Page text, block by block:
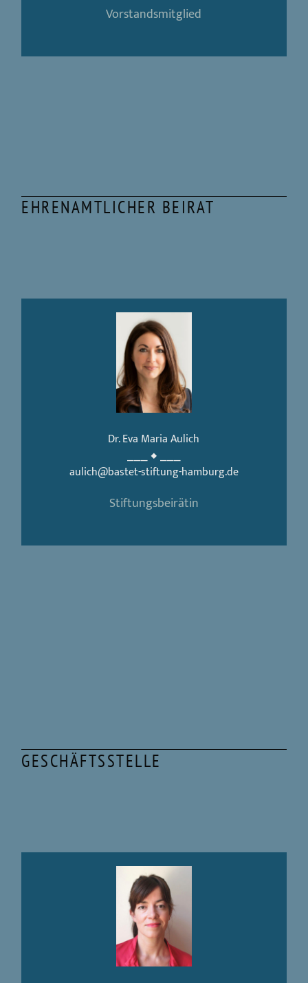
Vorstandsmitglied
EHRENAMTLICHER BEIRAT
Dr. Eva Maria Aulich
⎯⎯⎯ ◆ ⎯⎯⎯
aulich@bastet-stiftung-hamburg.de
Stiftungsbeirätin
GESCHÄFTSSTELLE